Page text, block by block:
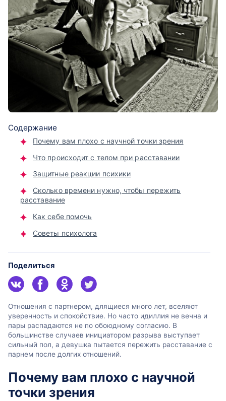
Содержание
Почему вам плохо с научной точки зрения
Что происходит с телом при расставании
Защитные реакции психики
Сколько времени нужно, чтобы пережить
расставание
Как себе помочь
Советы психолога
Поделиться
Отношения с партнером, длящиеся много лет, вселяют
уверенность и спокойствие. Но часто идиллия не вечна и
пары распадаются не по обоюдному согласию. В
большинстве случаев инициатором разрыва выступает
сильный пол, а девушка пытается пережить расставание с
парнем после долгих отношений.
Почему вам плохо с научной
точки зрения